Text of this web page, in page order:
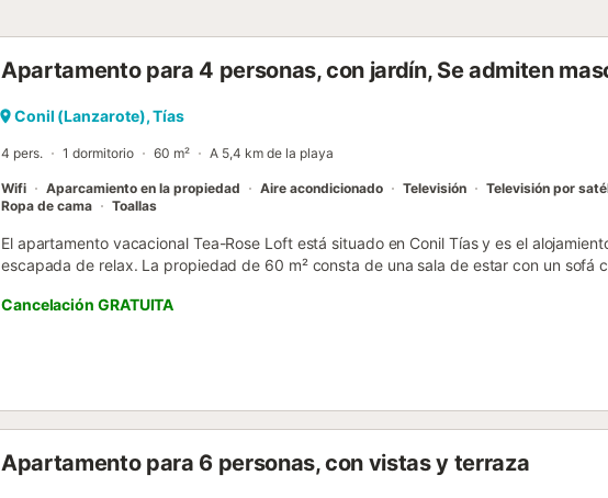
Apartamento para 4 personas, con jardín, Se admiten
Conil (Lanzarote), Tías
4 pers. 1 dormitorio 60 m² A 5,4 km de la playa
Wifi Aparcamiento en la propiedad Aire acondicionado Televisión Televisión por
Ropa de cama
Toallas
El apartamento vacacional Tea-Rose Loft está situado en Conil Tías y es el
escapada de relax. La propiedad de 60 m² consta de una sala de estar con un sofá
servicios adicionales incluyen Wi-Fi con un espacio de trabajo dedicado para la
smart TV con servicios de streaming, aire acondicionado, así como una lavadora.
aparcamiento gratuito disponible en la calle. Se permite una mascota. No se permite
Cancelación GRATUITA
Apartamento para 6 personas, con vistas y terraza